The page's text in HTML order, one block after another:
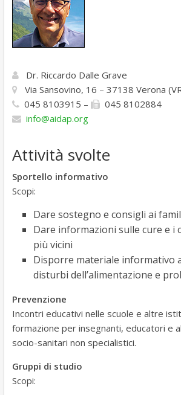
Peso
Dr. Riccardo Dalle Grave
Via Sansovino, 16 – 37138 Verona
045 8103915 –
045 8102884
info@aidap.org
Attività svolte
Sportello informativo
Scopi:
Dare sostegno e consigli ai
Dare informazioni sulle cure e i
più vicini
Disporre materiale informativo
disturbi dell’alimentazione e
Prevenzione
Incontri educativi nelle scuole e altre
formazione per insegnanti, educatori e
socio-sanitari non specialistici.
Gruppi di studio
Scopi: